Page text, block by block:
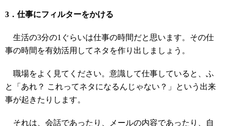
3．仕事にフィルターをかける
生活の3分の1ぐらいは仕事の時間だと思います。その仕
事の時間を有効活用してネタを作り出しましょう。
職場をよく見てください。意識して仕事していると、ふ
と「あれ？ これってネタになるんじゃない？」という出来
事が起きたりします。
それは、会話であったり、メールの内容であったり、自